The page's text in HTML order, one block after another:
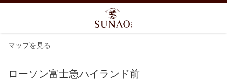
マップを見る
ローソン富士急ハイランド前